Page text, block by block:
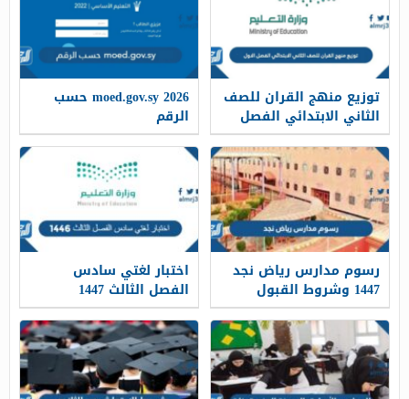
توزيع منهج القران للصف
الثاني الابتدائي الفصل
الاول 1447
moed.gov.sy 2026 حسب
الرقم
رسوم مدارس رياض نجد
1447 وشروط القبول
اختبار لغتي سادس
الفصل الثالث 1447